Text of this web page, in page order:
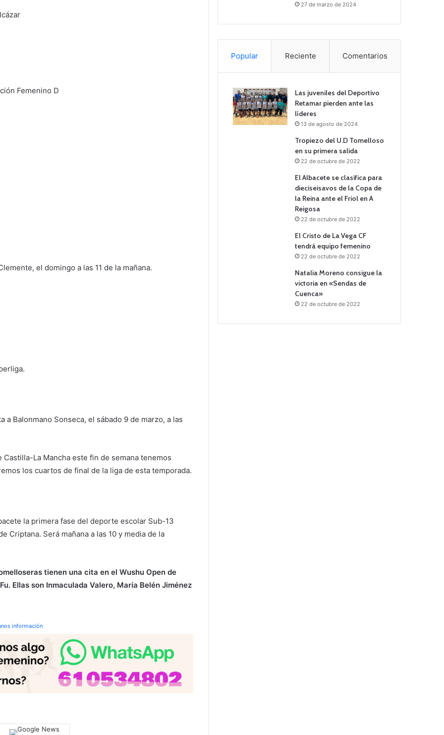
Femenino D
el domingo a las 11 de la mañana.
Balonmano Sonseca, el sábado 9 de marzo, a las
La Mancha este fin de semana tenemos
los cuartos de final de la liga de esta temporada.
la primera fase del deporte escolar Sub-13
Criptana. Será mañana a las 10 y media de la
tienen una cita en el Wushu Open de
Ellas son Inmaculada Valero, María Belén Jiménez
información
27 de marzo de 2024
Popular Reciente Comentarios
Las juveniles del Deportivo
Retamar pierden ante las
líderes
13 de agosto de 2024
Tropiezo del U.D Tomelloso
en su primera salida
22 de octubre de 2022
El Albacete se clasifica para
dieciseisavos de la Copa de
la Reina ante el Friol en A
Reigosa
22 de octubre de 2022
El Cristo de La Vega CF
tendrá equipo femenino
22 de octubre de 2022
Natalia Moreno consigue la
victoria en «Sendas de
Cuenca»
22 de octubre de 2022